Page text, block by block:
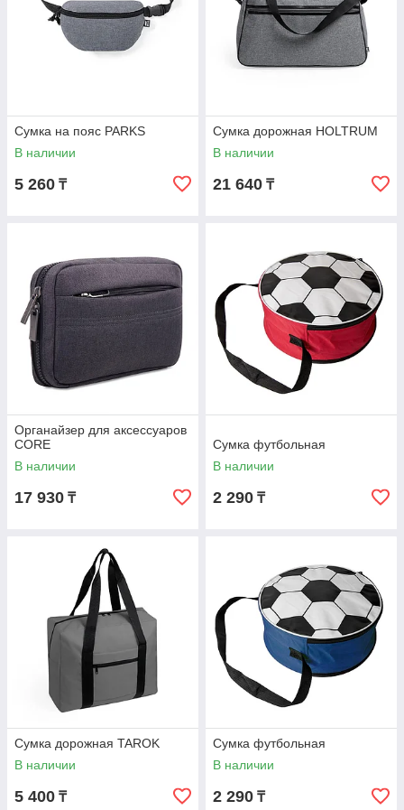
Сумка на пояс PARKS
В наличии
5 260 ₸
Сумка дорожная HOLTRUM
В наличии
21 640 ₸
Органайзер для аксессуаров
CORE
В наличии
17 930 ₸
Сумка футбольная
В наличии
2 290 ₸
Сумка дорожная TAROK
В наличии
5 400 ₸
Сумка футбольная
В наличии
2 290 ₸